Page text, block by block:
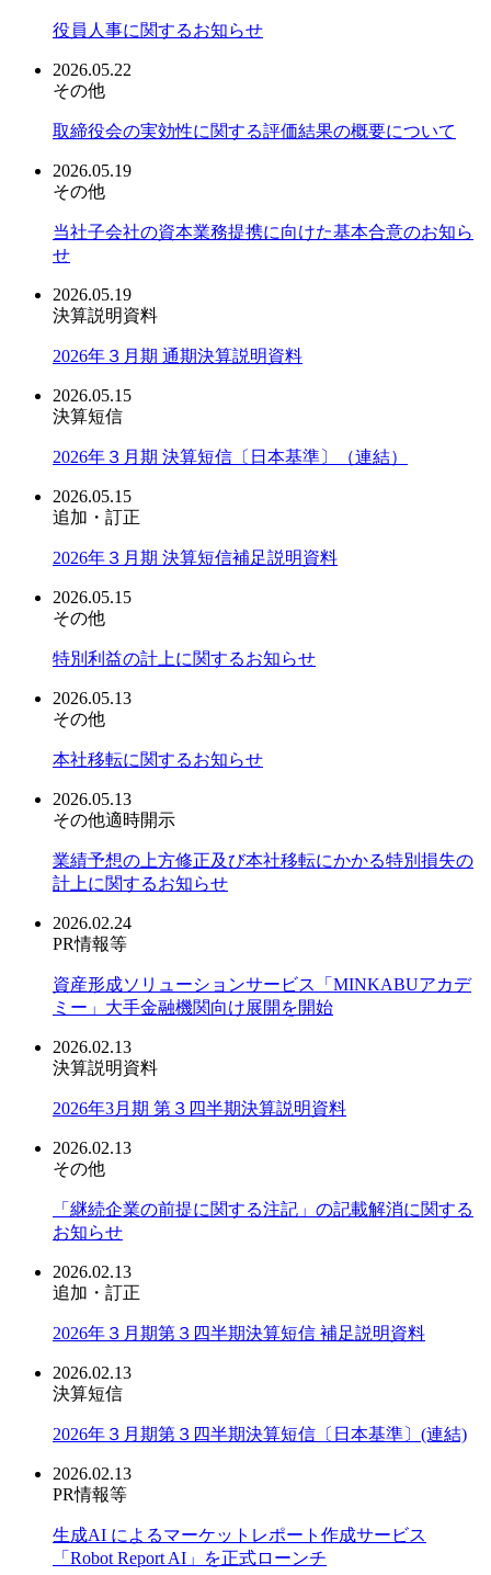
役員人事に関するお知らせ
2026.05.22
その他
取締役会の実効性に関する評価結果の概要について
2026.05.19
その他
当社子会社の資本業務提携に向けた基本合意のお知ら
せ
2026.05.19
決算説明資料
2026年３月期 通期決算説明資料
2026.05.15
決算短信
2026年３月期 決算短信〔日本基準〕（連結）
2026.05.15
追加・訂正
2026年３月期 決算短信補足説明資料
2026.05.15
その他
特別利益の計上に関するお知らせ
2026.05.13
その他
本社移転に関するお知らせ
2026.05.13
その他適時開示
業績予想の上方修正及び本社移転にかかる特別損失の
計上に関するお知らせ
2026.02.24
PR情報等
資産形成ソリューションサービス「MINKABUアカデ
ミー」大手金融機関向け展開を開始
2026.02.13
決算説明資料
2026年3月期 第３四半期決算説明資料
2026.02.13
その他
「継続企業の前提に関する注記」の記載解消に関する
お知らせ
2026.02.13
追加・訂正
2026年３月期第３四半期決算短信 補足説明資料
2026.02.13
決算短信
2026年３月期第３四半期決算短信〔日本基準〕(連結)
2026.02.13
PR情報等
生成AI によるマーケットレポート作成サービス
「Robot Report AI」を正式ローンチ